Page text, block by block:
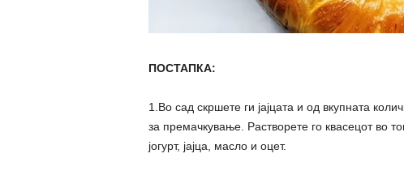
ПОСТАПКА:
1.Во сад скршете ги јајцата и од вкупната
за премачкување. Растворете го квасецот во
јогурт, јајца, масло и оцет.